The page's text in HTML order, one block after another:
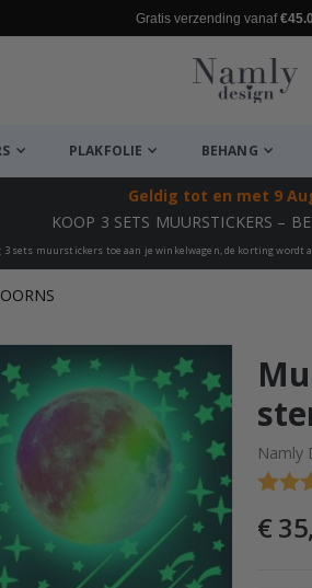
Gratis verzending vanaf
PLAKFOLIE BEHANG
Geldig tot en met 9
KOOP 3 SETS MUURSTICKERS –
3 sets muurstickers toe aan je winkelwagen, de korting
✔
Namly
€